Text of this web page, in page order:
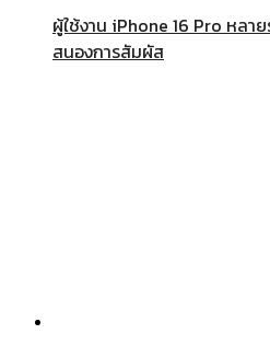
ผู้ใช้งาน iPhone 16 Pro หล
สนองการสัมผัส